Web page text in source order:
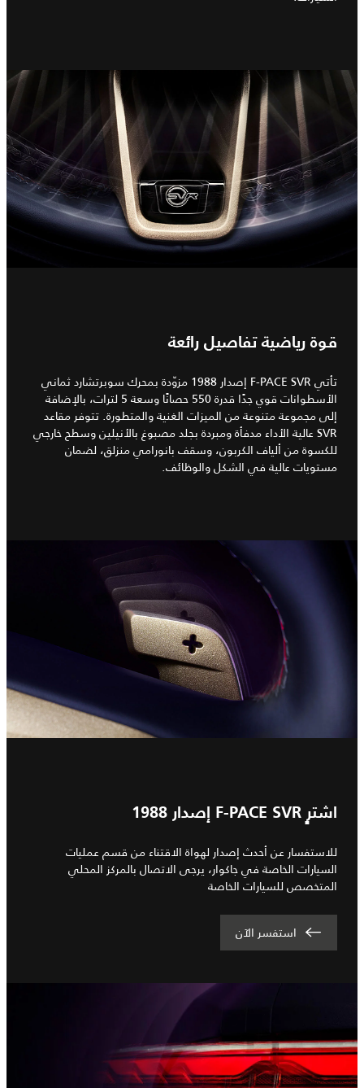
قوة رياضية تفاصيل رائعة
تأتي F-PACE SVR إصدار 1988 مزوّدة بمحرك سوبرتشارد ثماني
الأسطوانات قوي جدًا قدرة 550 حصانًا وسعة 5 لترات، بالإضافة
إلى مجموعة متنوعة من الميزات الغنية والمتطورة. تتوفر مقاعد
SVR عالية الأداء مدفأة ومبردة بجلد مصبوغ بالأنيلين وسطح خارجي
للكسوة من ألياف الكربون، وسقف بانورامي منزلق، لضمان
مستويات عالية في الشكل والوظائف.
اشترٍ F-PACE SVR إصدار 1988
للاستفسار عن أحدث إصدار لهواة الاقتناء من قسم عمليات
السيارات الخاصة في جاكوار، يرجى الاتصال بالمركز المحلي
المتخصص للسيارات الخاصة
استفسر الآن